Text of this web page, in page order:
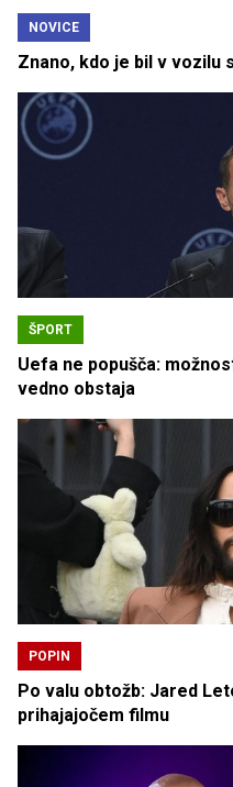
NOVICE
Znano, kdo je bil v vozilu
ŠPORT
Uefa ne popušča:
vedno obstaja
POPIN
Po valu obtožb: Jared
prihajajočem filmu